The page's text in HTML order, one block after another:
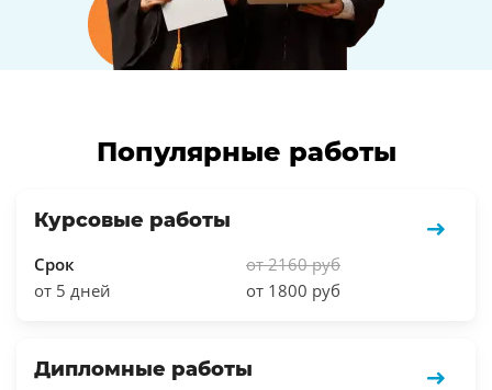
Популярные работы
Курсовые работы
Срок
от 5 дней
от 2160 руб
от 1800 руб
Дипломные работы